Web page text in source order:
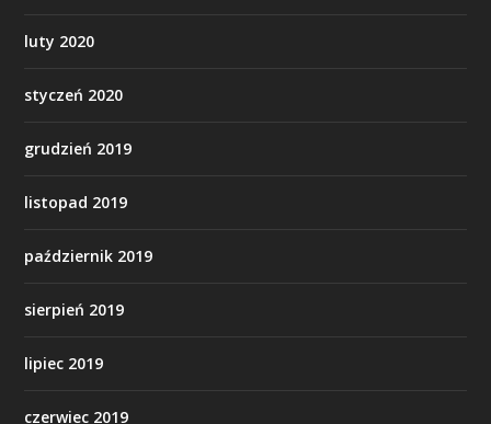
luty 2020
styczeń 2020
grudzień 2019
listopad 2019
październik 2019
sierpień 2019
lipiec 2019
czerwiec 2019